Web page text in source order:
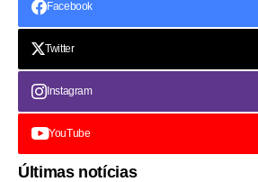
Facebook
Twitter
Instagram
YouTube
Últimas notícias